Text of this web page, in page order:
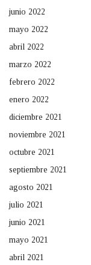
junio 2022
mayo 2022
abril 2022
marzo 2022
febrero 2022
enero 2022
diciembre 2021
noviembre 2021
octubre 2021
septiembre 2021
agosto 2021
julio 2021
junio 2021
mayo 2021
abril 2021